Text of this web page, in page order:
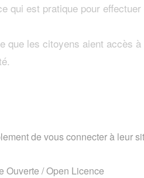
qui est pratique pour
que les citoyens aient accès
de vous connecter à leur
Ouverte / Open Licence